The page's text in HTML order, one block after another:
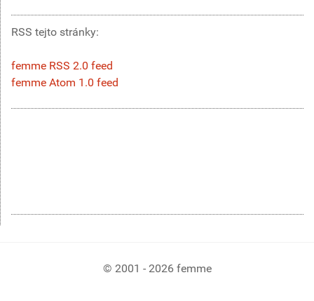
RSS tejto stránky:
femme RSS 2.0 feed
femme Atom 1.0 feed
© 2001 - 2026 femme